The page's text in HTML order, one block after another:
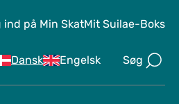
Dansk Engelsk Søg
ind på Min SkatMit Suilae-Boks